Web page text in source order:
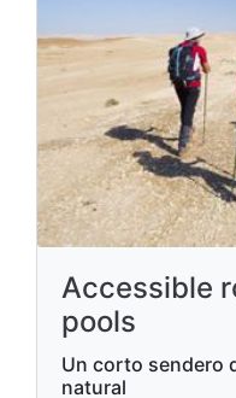
Accessible
pools
Un corto sendero
natural